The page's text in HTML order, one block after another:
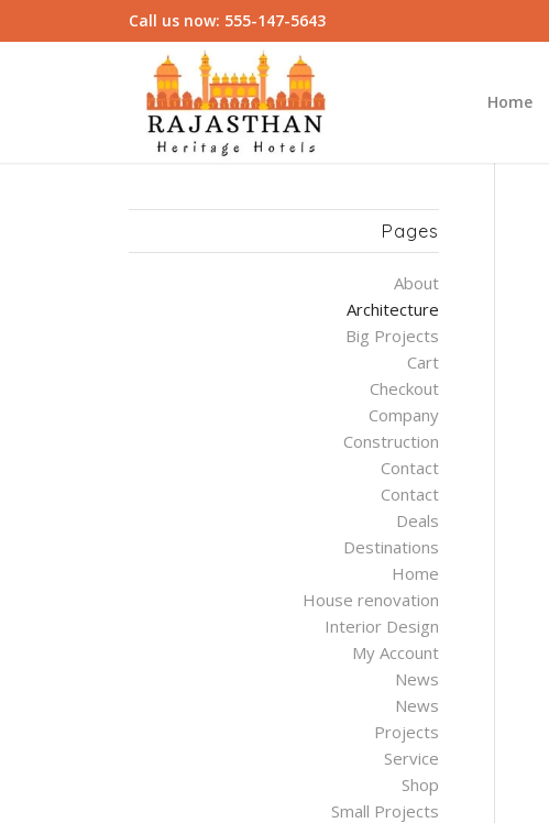
Call us now: 555-147-5643
Home
Pages
About
Architecture
Big Projects
Cart
Checkout
Company
Construction
Contact
Contact
Deals
Destinations
Home
House renovation
Interior Design
My Account
News
News
Projects
Service
Shop
Small Projects